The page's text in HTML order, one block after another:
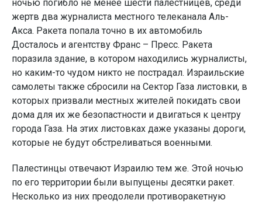
ночью погибло не менее шести палестницев, среди
жертв два журналиста местного телеканала Аль-
Акса. Ракета попала точно в их автомобиль
Досталось и агентству Франс – Пресс. Ракета
поразила здание, в котором находились журналисты,
но каким-то чудом никто не пострадал. Израильские
самолеты также сбросили на Сектор Газа листовки, в
которых призвали местных жителей покидать свои
дома для их же безопастности и двигаться к центру
города Газа. На этих листовках даже указаны дороги,
которые не будут обстреливаться военными.
Палестинцы отвечают Израилю тем же. Этой ночью
по его территории были выпущены десятки ракет.
Несколько из них преодолели противоракетную